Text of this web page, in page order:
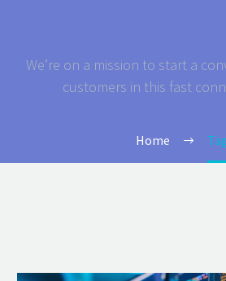
We’re on a mission to start a
customers in this fast
Home